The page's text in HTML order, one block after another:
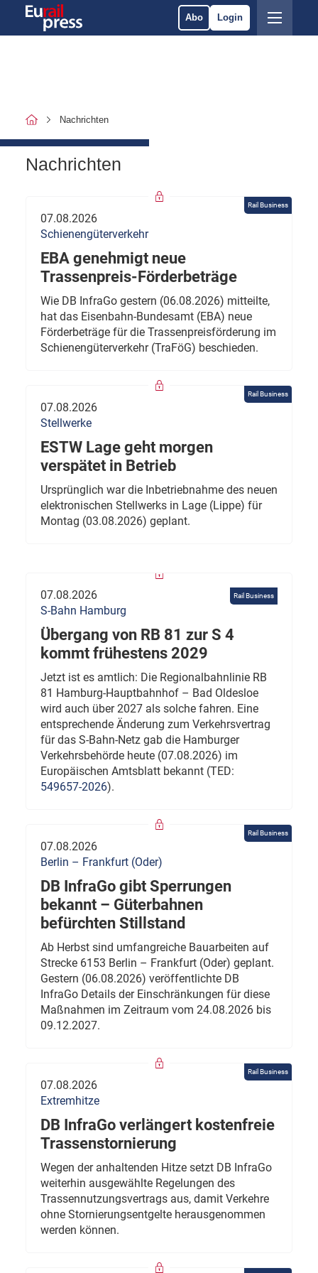
Abo Login
Nachrichten
Nachrichten
Rail Business
07.08.2026
Schienengüterverkehr
EBA genehmigt neue
Trassenpreis-Förderbeträge
Wie DB InfraGo gestern (06.08.2026) mitteilte,
hat das Eisenbahn-Bundesamt (EBA) neue
Förderbeträge für die Trassenpreisförderung im
Schienengüterverkehr (TraFöG) beschieden.
Rail Business
07.08.2026
Stellwerke
ESTW Lage geht morgen
verspätet in Betrieb
Ursprünglich war die Inbetriebnahme des neuen
elektronischen Stellwerks in Lage (Lippe) für
Montag (03.08.2026) geplant.
Rail Business
07.08.2026
S-Bahn Hamburg
Übergang von RB 81 zur S 4
kommt frühestens 2029
Jetzt ist es amtlich: Die Regionalbahnlinie RB
81 Hamburg-Hauptbahnhof – Bad Oldesloe
wird auch über 2027 als solche fahren. Eine
entsprechende Änderung zum Verkehrsvertrag
für das S-Bahn-Netz gab die Hamburger
Verkehrsbehörde heute (07.08.2026) im
Europäischen Amtsblatt bekannt (TED:
549657-2026).
Rail Business
07.08.2026
Berlin – Frankfurt (Oder)
DB InfraGo gibt Sperrungen
bekannt – Güterbahnen
befürchten Stillstand
Ab Herbst sind umfangreiche Bauarbeiten auf
Strecke 6153 Berlin – Frankfurt (Oder) geplant.
Gestern (06.08.2026) veröffentlichte DB
InfraGo Details der Einschränkungen für diese
Maßnahmen im Zeitraum vom 24.08.2026 bis
09.12.2027.
Rail Business
07.08.2026
Extremhitze
DB InfraGo verlängert kostenfreie
Trassenstornierung
Wegen der anhaltenden Hitze setzt DB InfraGo
weiterhin ausgewählte Regelungen des
Trassennutzungsvertrags aus, damit Verkehre
ohne Stornierungsentgelte herausgenommen
werden können.